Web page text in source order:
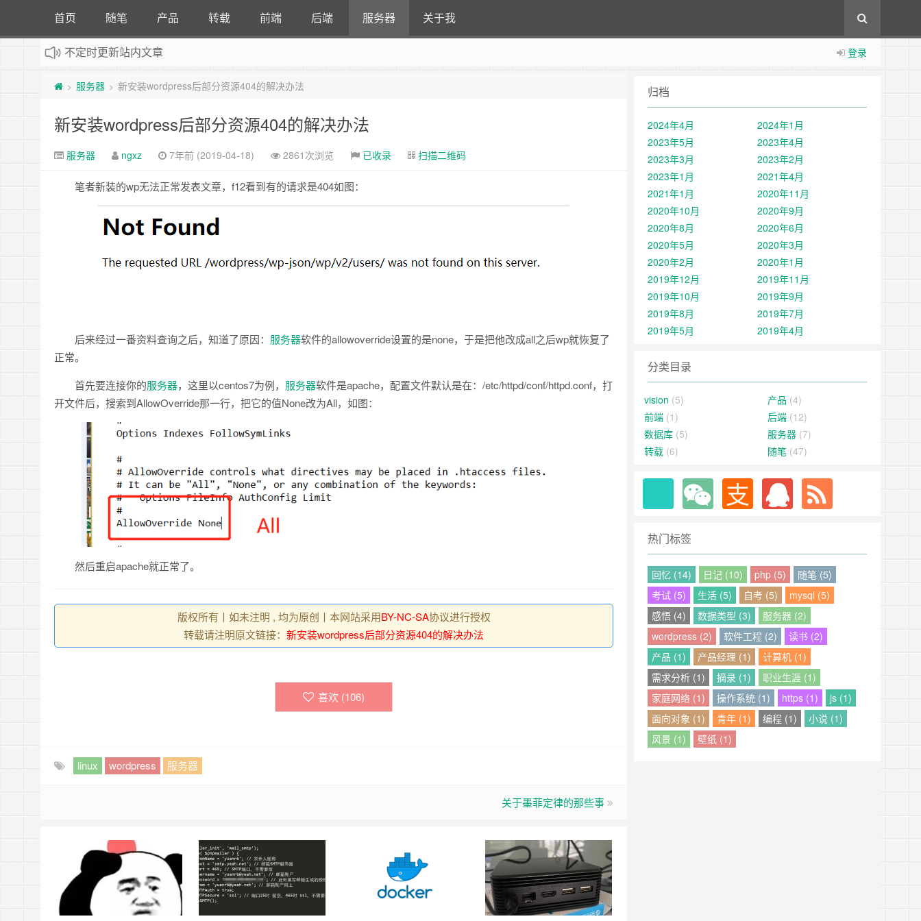
首页 随笔 产品 转载 前端 后端 服务器 关于我
登录
不定时更新站内文章
> 服务器 > 新安装wordpress后部分资源404的解决办法
新安装wordpress后部分资源404的解决办法
服务器 ngxz 7年前 (2019-04-18) 2861次浏览 已收录 扫描二维码
笔者新装的wp无法正常发表文章，f12看到有的请求是404如图：
后来经过一番资料查询之后，知道了原因： 服务器软件的allowoverride设置的是none，于是把他改成all之后wp就恢复了
正常。
首先要连接你的服务器，这里以centos7为例， 服务器软件是apache，配置文件默认是在：/etc/httpd/conf/httpd.conf，打
开文件后，搜索到AllowOverride那一行，把它的值None改为All，如图：
然后重启apache就正常了。
版权所有丨如未注明 , 均为原创丨本网站采用BY-NC-SA协议进行授权
转载请注明原文链接： 新安装wordpress后部分资源404的解决办法
喜欢 (106)
linux wordpress 服务器
关于墨菲定律的那些事
归档
2024年4月
2024年1月
2023年5月
2023年4月
2023年3月
2023年2月
2023年1月
2021年4月
2021年1月
2020年11月
2020年10月
2020年9月
2020年8月
2020年6月
2020年5月
2020年3月
2020年2月
2020年1月
2019年12月
2019年11月
2019年10月
2019年9月
2019年8月
2019年7月
2019年5月
2019年4月
分类目录
vision (5) 产品 (4)
前端 (1) 后端 (12)
数据库 (5) 服务器 (7)
转载 (6) 随笔 (47)
热门标签
回忆 (14) 日记 (10) php (5)
随笔 (5)
考试 (5)
生活 (5) 自考 (5)
mysql (5)
感悟 (4)
数据类型 (3)
服务器 (2)
wordpress (2)
软件工程 (2)
读书 (2)
产品 (1)
产品经理 (1)
计算机 (1)
需求分析 (1)
摘录 (1)
职业生涯 (1)
家庭网络 (1)
操作系统 (1) https (1)
js (1)
面向对象 (1)
青年 (1) 编程 (1)
小说 (1)
风景 (1)
壁纸 (1)